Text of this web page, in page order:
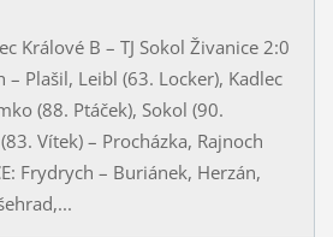
Králové B – TJ Sokol Živanice 2:0
– Plašil, Leibl (63. Locker), Kadlec
(88. Ptáček), Sokol (90.
Vítek) – Procházka, Rajnoch
Frydrych – Buriánek, Herzán,